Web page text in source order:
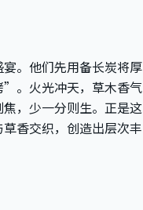
。他们先用备长炭将厚
”。火光冲天，草木香气
，少一分则生。正是这
香交织，创造出层次丰